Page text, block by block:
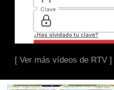
[ Ver más vídeos de RTV ]